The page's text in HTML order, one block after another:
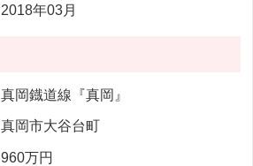
2018年03月
真岡鐡道線『真岡』
真岡市大谷台町
960万円